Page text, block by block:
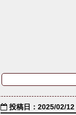
投稿日：2025/02/12